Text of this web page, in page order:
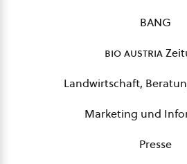
BANG
bio austria
Landwirtschaft,
Marketing und
Presse